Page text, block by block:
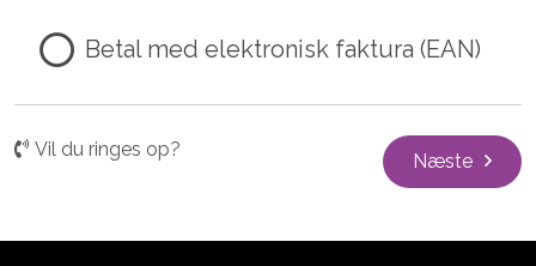
Betal med elektronisk faktura (EAN)
Vil du ringes op?
Næste